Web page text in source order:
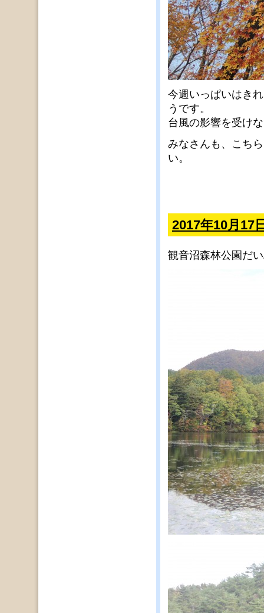
今週いっぱいはき
うです。
台風の影響を受け
みなさんも、こち
い。
2017年10月17
観音沼森林公園だ